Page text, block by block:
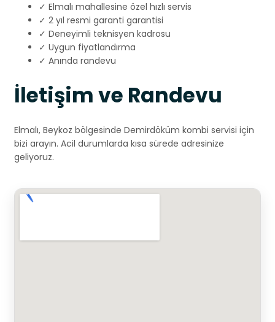
✓ Elmalı mahallesine özel hızlı servis
✓ 2 yıl resmi garanti garantisi
✓ Deneyimli teknisyen kadrosu
✓ Uygun fiyatlandırma
✓ Anında randevu
İletişim ve Randevu
Elmalı, Beykoz bölgesinde Demirdöküm kombi servisi için
bizi arayın. Acil durumlarda kısa sürede adresinize
geliyoruz.